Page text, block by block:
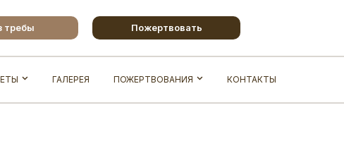
требы Пожертвовать
ГАЛЕРЕЯ ПОЖЕРТВОВАНИЯ КОНТАКТЫ